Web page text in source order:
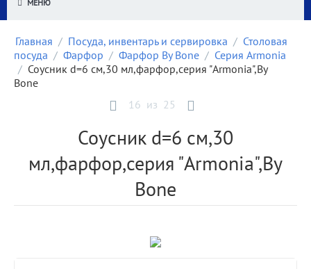
МЕНЮ
Главная / Посуда, инвентарь и сервировка / Столовая
посуда / Фарфор / Фарфор By Bone / Серия Armonia
/ Соусник d=6 см,30 мл,фарфор,серия "Armonia",By
Bone
16 из 25
Соусник d=6 см,30
мл,фарфор,серия "Armonia",By
Bone